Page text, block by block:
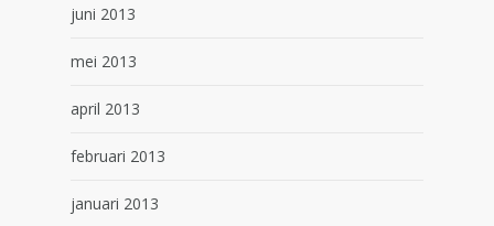
juni 2013
mei 2013
april 2013
februari 2013
januari 2013